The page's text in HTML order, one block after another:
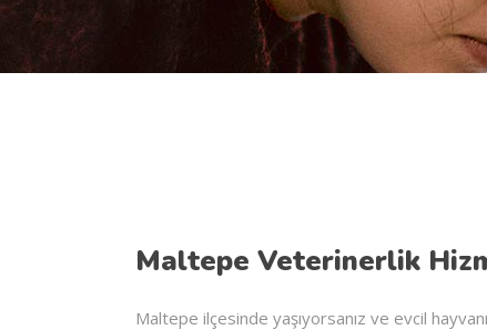
Maltepe Veterinerlik
Maltepe ilçesinde yaşıyorsanız ve evcil